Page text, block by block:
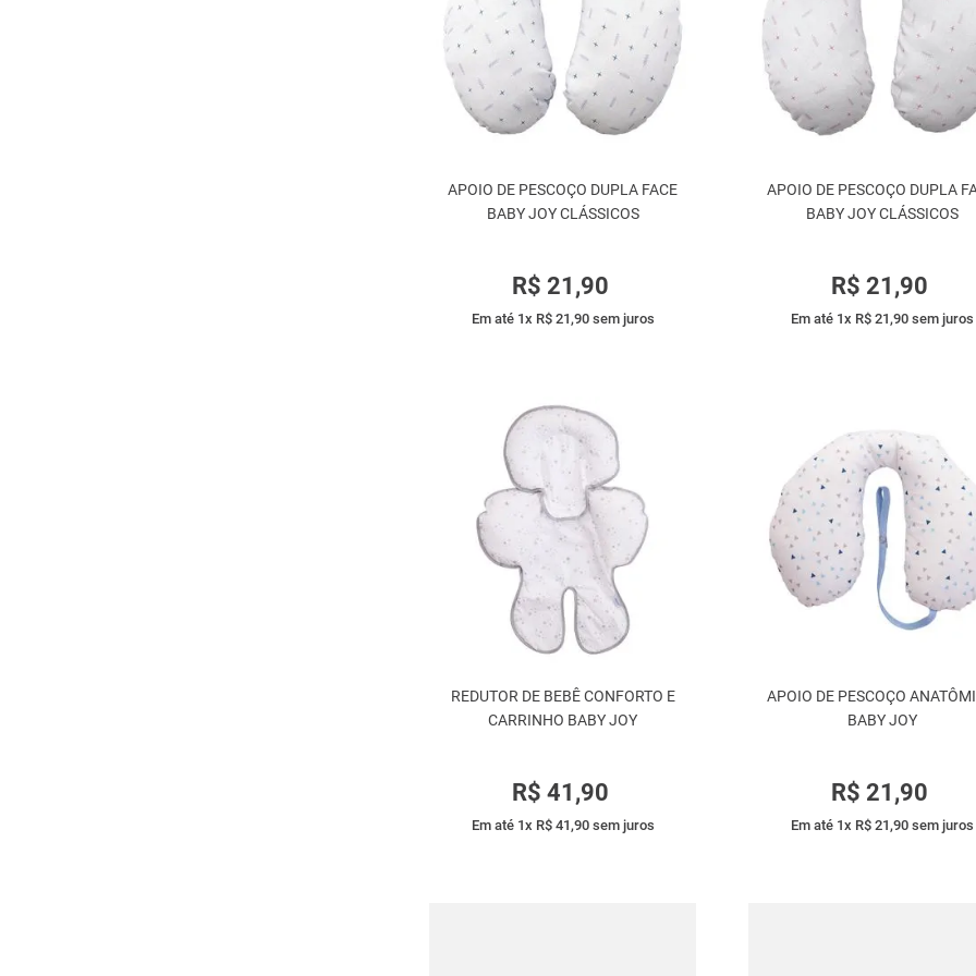
APOIO DE PESCOÇO DUPLA FACE
BABY JOY CLÁSSICOS
R$ 21 ,90
Em até 1x R$ 21,90sem juros
APOIO DE PESCOÇO DUPLA
BABY JOY CLÁSSICOS
R$ 21 ,90
Em até 1x R$ 21,90sem juros
REDUTOR DE BEBÊ CONFORTO E
CARRINHO BABY JOY
R$ 41 ,90
Em até 1x R$ 41,90sem juros
APOIO DE PESCOÇO
BABY JOY
R$ 21 ,90
Em até 1x R$ 21,90sem juros